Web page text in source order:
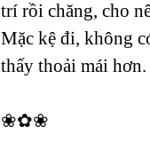
trí rồi chăng, cho
Mặc kệ đi, không
thấy thoải mái hơn.
❀✿❀